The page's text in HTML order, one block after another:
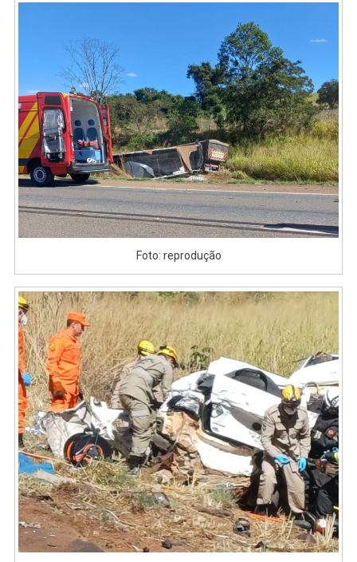
Foto: reprodução